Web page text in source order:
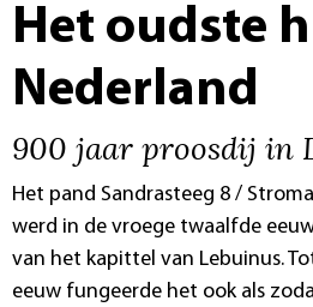
Het oudste
Nederland
900 jaar proosdij in
Het pand Sandrasteeg 8 /
werd in de vroege twaalfde
van het kapittel van Lebuinus.
eeuw fungeerde het ook als